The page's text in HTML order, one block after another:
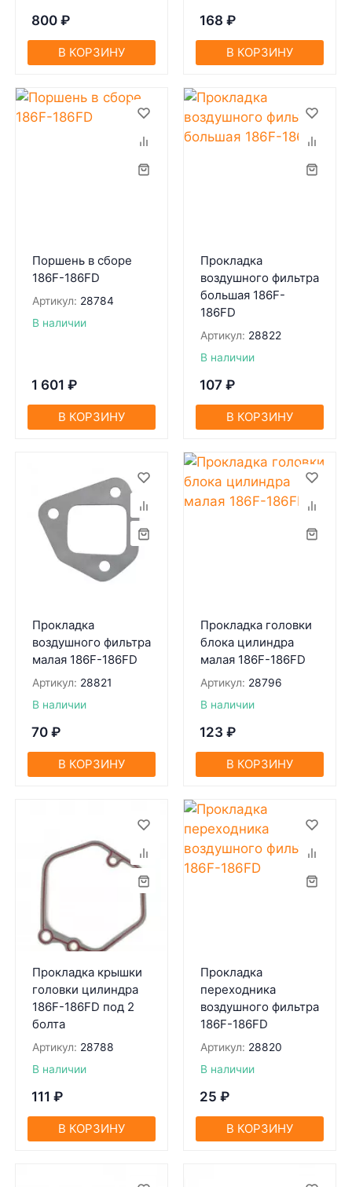
800 ₽
В КОРЗИНУ
168 ₽
В КОРЗИНУ
Поршень в сборе
186F-186FD
Артикул: 28784
В наличии
1 601 ₽
В КОРЗИНУ
Прокладка
воздушного фильтра
большая 186F-
186FD
Артикул: 28822
В наличии
107 ₽
В КОРЗИНУ
Прокладка
воздушного фильтра
малая 186F-186FD
Артикул: 28821
В наличии
70 ₽
В КОРЗИНУ
Прокладка головки
блока цилиндра
малая 186F-186FD
Артикул: 28796
В наличии
123 ₽
В КОРЗИНУ
Прокладка крышки
головки цилиндра
186F-186FD под 2
болта
Артикул: 28788
В наличии
111 ₽
В КОРЗИНУ
Прокладка
переходника
воздушного фильтра
186F-186FD
Артикул: 28820
В наличии
25 ₽
В КОРЗИНУ